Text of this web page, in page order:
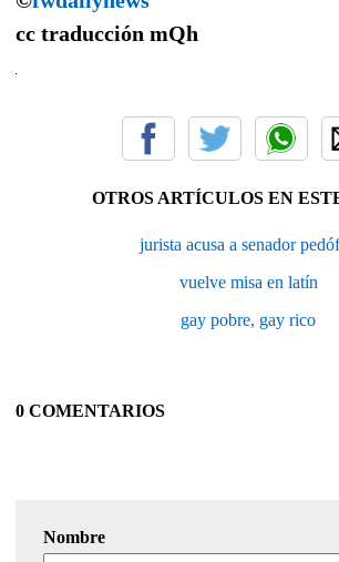
cc traducción mQh
OTROS ARTÍCULOS EN
jurista acusa a senador
vuelve misa en latín
gay pobre, gay rico
0 COMENTARIOS
Nombre